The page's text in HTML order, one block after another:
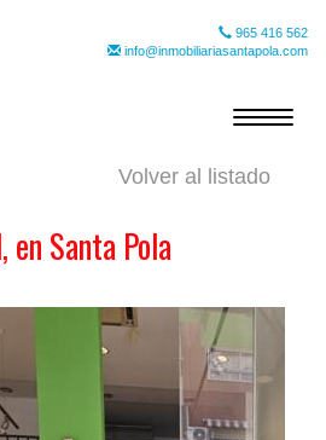
965 416 562
info@inmobiliariasantapola.com
Toggle
Volver al listado
en Santa Pola